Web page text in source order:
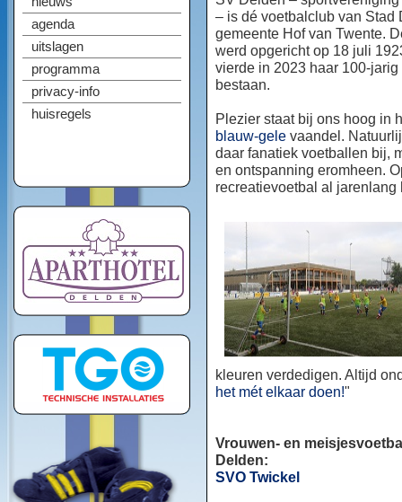
agenda
uitslagen
programma
privacy-info
huisregels
– is dé voetbalclub van Stad
gemeente Hof van Twente.
werd opgericht op 18 juli
vierde in 2023 haar 100-jarig
bestaan.
Plezier staat bij ons hoog in
blauw-gele vaandel.
daar fanatiek voetballen bij,
en ontspanning eromheen.
recreatievoetbal al jarenlang
kleuren verdedigen. Altijd
het mét elkaar doen!"
Vrouwen- en
Delden:
SVO Twickel